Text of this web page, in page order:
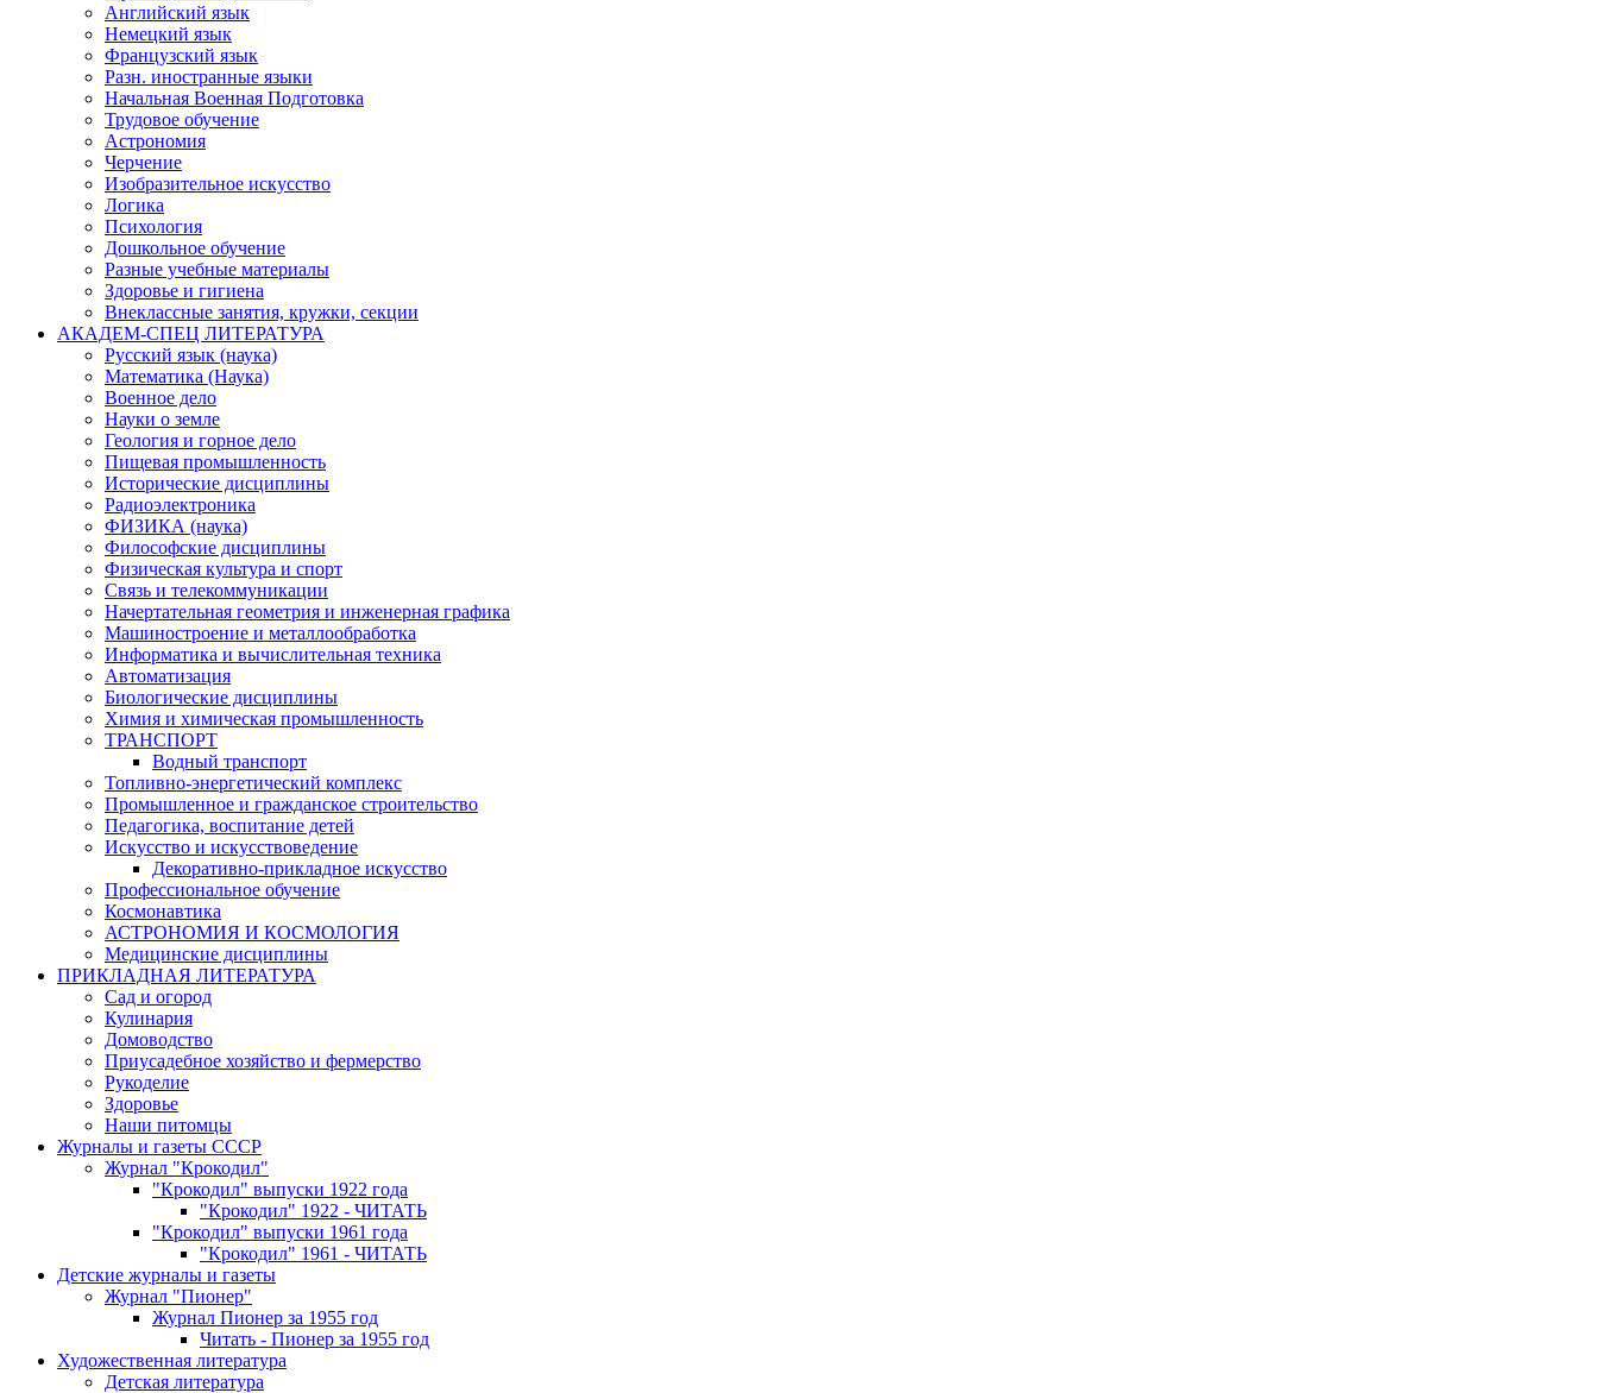
Английский язык
Немецкий язык
Французский язык
Разн. иностранные языки
Начальная Военная Подготовка
Трудовое обучение
Астрономия
Черчение
Изобразительное искусство
Логика
Психология
Дошкольное обучение
Разные учебные материалы
Здоровье и гигиена
Внеклассные занятия, кружки, секции
АКАДЕМ-СПЕЦ ЛИТЕРАТУРА
Русский язык (наука)
Математика (Наука)
Военное дело
Науки о земле
Геология и горное дело
Пищевая промышленность
Исторические дисциплины
Радиоэлектроника
ФИЗИКА (наука)
Философские дисциплины
Физическая культура и спорт
Связь и телекоммуникации
Начертательная геометрия и инженерная графика
Машиностроение и металлообработка
Информатика и вычислительная техника
Автоматизация
Биологические дисциплины
Химия и химическая промышленность
ТРАНСПОРТ
Водный транспорт
Топливно-энергетический комплекс
Промышленное и гражданское строительство
Педагогика, воспитание детей
Искусство и искусствоведение
Декоративно-прикладное искусство
Профессиональное обучение
Космонавтика
АСТРОНОМИЯ И КОСМОЛОГИЯ
Медицинские дисциплины
ПРИКЛАДНАЯ ЛИТЕРАТУРА
Сад и огород
Кулинария
Домоводство
Приусадебное хозяйство и фермерство
Рукоделие
Здоровье
Наши питомцы
Журналы и газеты СССР
Журнал "Крокодил"
"Крокодил" выпуски 1922 года
"Крокодил" 1922 - ЧИТАТЬ
"Крокодил" выпуски 1961 года
"Крокодил" 1961 - ЧИТАТЬ
Детские журналы и газеты
Журнал "Пионер"
Журнал Пионер за 1955 год
Читать - Пионер за 1955 год
Художественная литература
Детская литература